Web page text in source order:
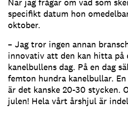
När jag frågar om vad som
specifikt datum hon
oktober.
– Jag tror ingen annan
innovativ att den kan hitta på
kanelbullens dag. På en dag
femton hundra kanelbullar.
är det kanske 20-30 stycken.
julen! Hela vårt årshjul är